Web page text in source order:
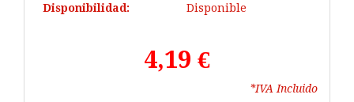
Disponibilidad: Disponible
4,19 €
*IVA Incluido